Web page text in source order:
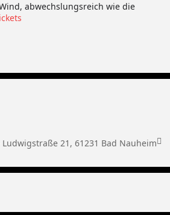
abwechslungsreich wie die
21, 61231 Bad Nauheim